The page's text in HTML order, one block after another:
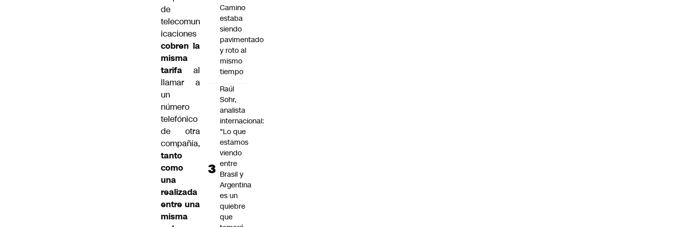
de
telecomun
icaciones
cobren la
misma
tarifa al
llamar a
un
número
telefónico
de otra
compañía,
tanto
como
una
realizada
entre una
misma
Camino
estaba
siendo
pavimentado
y roto al
mismo
tiempo
Raúl
Sohr,
analista
internacional:
"Lo que
estamos
viendo
entre
Brasil y
Argentina
es un
quiebre
que